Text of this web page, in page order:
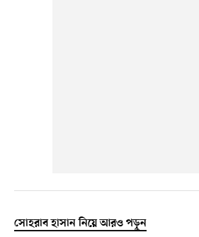
সোহরাব হাসান নিয়ে আরও পড়ুন